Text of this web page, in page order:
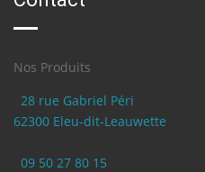
Nos Produits
28 rue Gabriel Péri
62300 Eleu-dit-Leauwette
09 50 27 80 15